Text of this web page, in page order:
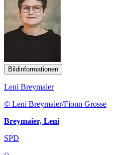
Bildinformationen
Leni Breymaier
© Leni Breymaier/Fionn Grosse
Breymaier, Leni
SPD